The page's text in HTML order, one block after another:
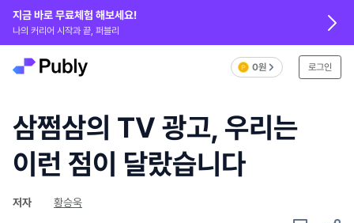
지금 바로 무료체험 해보세요!
나의 커리어 시작과 끝, 퍼블리
0원 로그인
삼쩜삼의 TV 광고, 우리는
이런 점이 달랐습니다
저자 황승욱